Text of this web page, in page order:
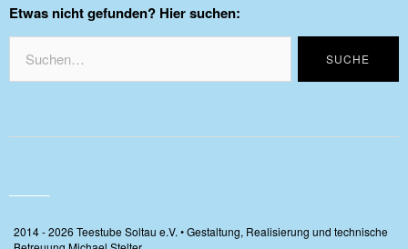
Etwas nicht gefunden? Hier suchen:
2014 - 2026 Teestube Soltau e.V. • Gestaltung, Realisierung und technische